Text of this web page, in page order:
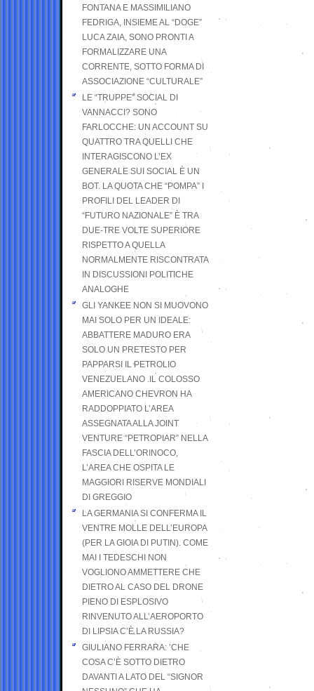
FONTANA E MASSIMILIANO
FEDRIGA, INSIEME AL “DOGE”
LUCA ZAIA, SONO PRONTI A
FORMALIZZARE UNA
CORRENTE, SOTTO FORMA DI
ASSOCIAZIONE “CULTURALE”
LE “TRUPPE” SOCIAL DI
VANNACCI? SONO
FARLOCCHE: UN ACCOUNT SU
QUATTRO TRA QUELLI CHE
INTERAGISCONO L’EX
GENERALE SUI SOCIAL È UN
BOT. LA QUOTA CHE “POMPA” I
PROFILI DEL LEADER DI
“FUTURO NAZIONALE” È TRA
DUE-TRE VOLTE SUPERIORE
RISPETTO A QUELLA
NORMALMENTE RISCONTRATA
IN DISCUSSIONI POLITICHE
ANALOGHE
GLI YANKEE NON SI MUOVONO
MAI SOLO PER UN IDEALE:
ABBATTERE MADURO ERA
SOLO UN PRETESTO PER
PAPPARSI IL PETROLIO
VENEZUELANO .IL COLOSSO
AMERICANO CHEVRON HA
RADDOPPIATO L’AREA
ASSEGNATA ALLA JOINT
VENTURE “PETROPIAR” NELLA
FASCIA DELL’ORINOCO,
L’AREA CHE OSPITA LE
MAGGIORI RISERVE MONDIALI
DI GREGGIO
LA GERMANIA SI CONFERMA IL
VENTRE MOLLE DELL’EUROPA
(PER LA GIOIA DI PUTIN). COME
MAI I TEDESCHI NON
VOGLIONO AMMETTERE CHE
DIETRO AL CASO DEL DRONE
PIENO DI ESPLOSIVO
RINVENUTO ALL’AEROPORTO
DI LIPSIA C’È LA RUSSIA?
GIULIANO FERRARA: ’CHE
COSA C’È SOTTO DIETRO
DAVANTI A LATO DEL “SIGNOR